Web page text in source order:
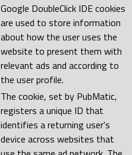
Google DoubleClick IDE cookies
are used to store information
about how the user uses the
website to present them with
relevant ads and according to
the user profile.
The cookie, set by PubMatic,
registers a unique ID that
identifies a returning user's
device across websites that